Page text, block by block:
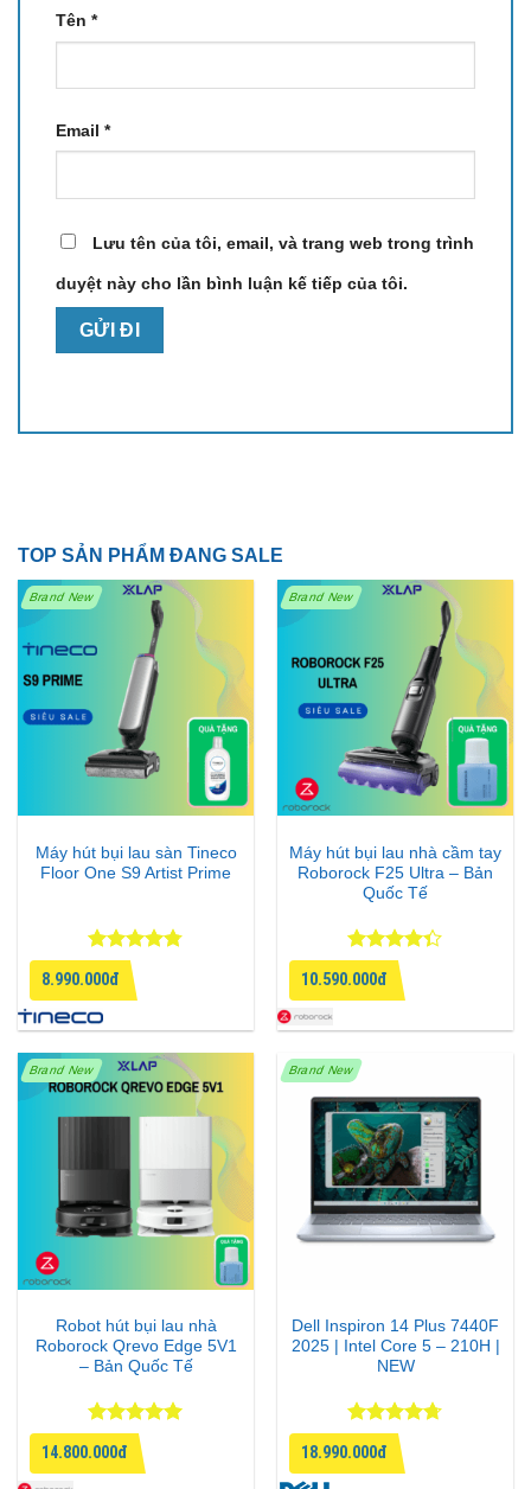
Tên *
Email *
Lưu tên của tôi, email, và trang web trong trình
duyệt này cho lần bình luận kế tiếp của tôi.
TOP SẢN PHẨM ĐANG SALE
Brand New
Máy hút bụi lau sàn Tineco
Floor One S9 Artist Prime
Được xếp
hạng4.75
5 sao
8.990.000đ
Brand New
Máy hút bụi lau nhà cầm tay
Roborock F25 Ultra – Bản
Quốc Tế
Được xếp
hạng
4.33
5 sao
10.590.000đ
Brand New
Robot hút bụi lau nhà
Roborock Qrevo Edge 5V1
– Bản Quốc Tế
Được xếp
hạng
55
sao
14.800.000đ
Brand New
Dell Inspiron 14 Plus 7440F
2025 | Intel Core 5 – 210H |
NEW
Được xếp
hạng
4.67
5 sao
18.990.000đ